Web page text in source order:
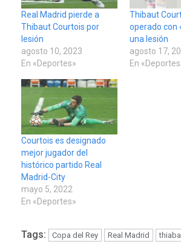
Real Madrid pierde a
Thibaut Courtois por
lesión
agosto 10, 2023
En «Deportes»
Thibaut
operado con
una lesión
agosto 17,
En
Courtois es designado
mejor jugador del
histórico partido Real
Madrid-City
mayo 5, 2022
En «Deportes»
Tags: Copa del Rey Real Madrid